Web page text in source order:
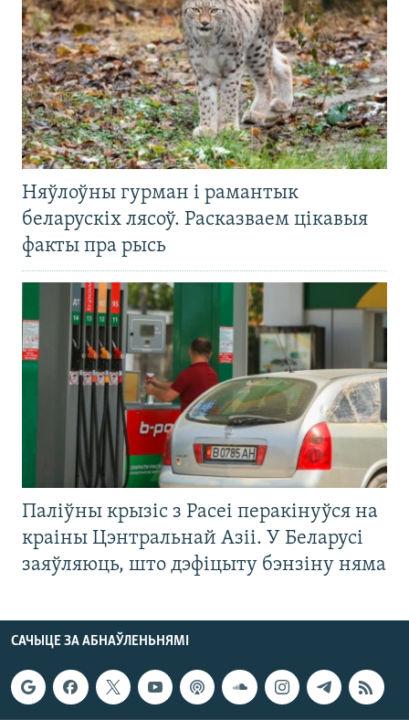
Няўлоўны гурман і рамантык
беларускіх лясоў. Расказваем цікавыя
факты пра рысь
Паліўны крызіс з Расеі перакінуўся на
краіны Цэнтральнай Азіі. У Беларусі
заяўляюць, што дэфіцыту бэнзіну няма
САЧЫЦЕ ЗА АБНАЎЛЕНЬНЯМІ